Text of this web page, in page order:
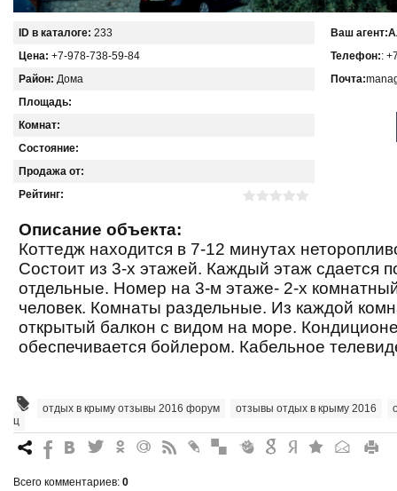
ID в каталоге: 233
Цена: +7-978-738-59-84
Район: Дома
Площадь:
Комнат:
Состояние:
Продажа от:
Рейтинг:
Ваш агент:
Телефон::
Почта:
Описание объекта:
Коттедж находится в 7-12 минутах
Состоит из 3-х этажей. Каждый этаж сдается
отдельные. Номер на 3-м этаже- 2-х
человек. Комнаты раздельные. Из каждой
открытый балкон с видом на море.
обеспечивается бойлером. Кабельное
отдых в крыму отзывы 2016 форум отзывы отдых в крыму 2016
ц
7 % 4 3 . + 0 * # " & 6 Q P R
Всего комментариев: 0